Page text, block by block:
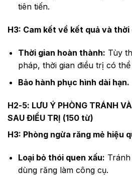
tiên tiến.
H3: Cam kết về kết quả và
Thời gian hoàn thành: Tùy
pháp, thời gian điều trị có
Bảo hành phục hình dài hạn.
H2-5: LƯU Ý PHÒNG TRÁNH
SAU ĐIỀU TRỊ (150 từ)
H3: Phòng ngừa răng mẻ hiệu
Loại bỏ thói quen xấu:
dùng răng làm công cụ.